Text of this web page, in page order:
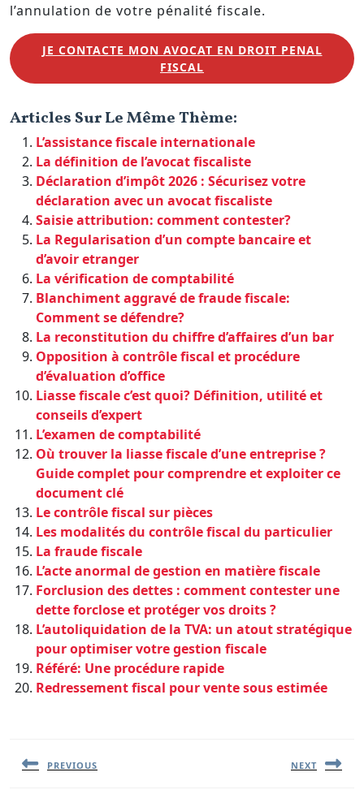
l’annulation de votre pénalité fiscale.
JE CONTACTE MON AVOCAT EN DROIT PENAL
FISCAL
Articles Sur Le Même Thème:
L’assistance fiscale internationale
La définition de l’avocat fiscaliste
Déclaration d’impôt 2026 : Sécurisez votre
déclaration avec un avocat fiscaliste
Saisie attribution: comment contester?
La Regularisation d’un compte bancaire et
d’avoir etranger
La vérification de comptabilité
Blanchiment aggravé de fraude fiscale:
Comment se défendre?
La reconstitution du chiffre d’affaires d’un bar
Opposition à contrôle fiscal et procédure
d’évaluation d’office
Liasse fiscale c’est quoi? Définition, utilité et
conseils d’expert
L’examen de comptabilité
Où trouver la liasse fiscale d’une entreprise ?
Guide complet pour comprendre et exploiter ce
document clé
Le contrôle fiscal sur pièces
Les modalités du contrôle fiscal du particulier
La fraude fiscale
L’acte anormal de gestion en matière fiscale
Forclusion des dettes : comment contester une
dette forclose et protéger vos droits ?
L’autoliquidation de la TVA: un atout stratégique
pour optimiser votre gestion fiscale
Référé: Une procédure rapide
Redressement fiscal pour vente sous estimée
l’articlePREVIOUS NEXT